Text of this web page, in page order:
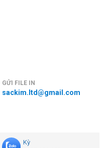
GỬI FILE IN
sackim.ltd@gmail.com
Kỳ